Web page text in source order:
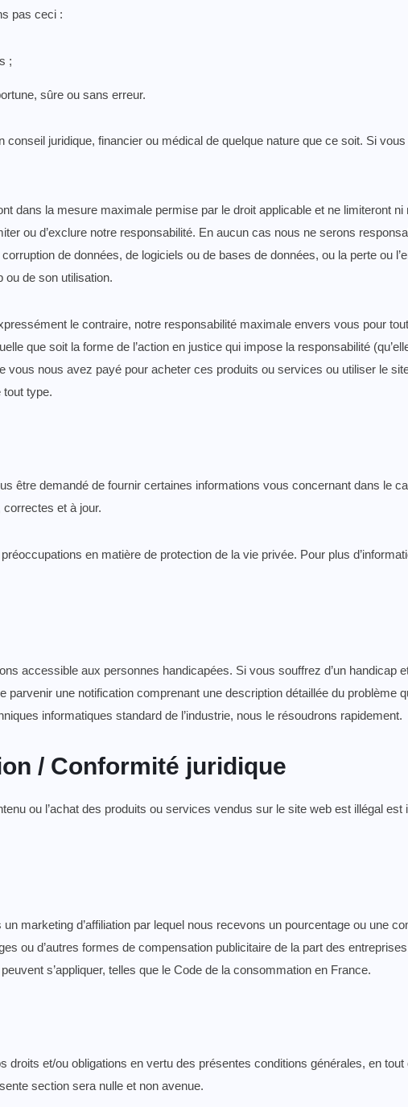
pas ceci :
;
sûre ou sans erreur.
conseil juridique, financier ou médical de quelque nature que ce soit. Si
dans la mesure maximale permise par le droit applicable et ne limiteront
ou d’exclure notre responsabilité. En aucun cas nous ne serons
de données, de logiciels ou de bases de données, ou la perte ou
ou de son utilisation.
le contraire, notre responsabilité maximale envers vous pour
que soit la forme de l’action en justice qui impose la responsabilité
vous nous avez payé pour acheter ces produits ou services ou utiliser le
tout type.
être demandé de fournir certaines informations vous concernant dans le
et à jour.
en matière de protection de la vie privée. Pour plus
accessible aux personnes handicapées. Si vous souffrez d’un handicap
une notification comprenant une description détaillée du problème
informatiques standard de l’industrie, nous le résoudrons rapidement.
/ Conformité juridique
ou l’achat des produits ou services vendus sur le site web est illégal
marketing d’affiliation par lequel nous recevons un pourcentage ou une
ou d’autres formes de compensation publicitaire de la part des
s’appliquer, telles que le Code de la consommation en France.
et/ou obligations en vertu des présentes conditions générales, en
section sera nulle et non avenue.